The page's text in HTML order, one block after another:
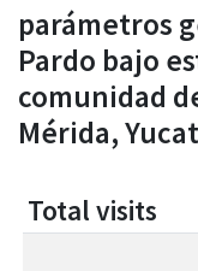
parámetros
Pardo bajo
comunidad
Mérida,
Total visits